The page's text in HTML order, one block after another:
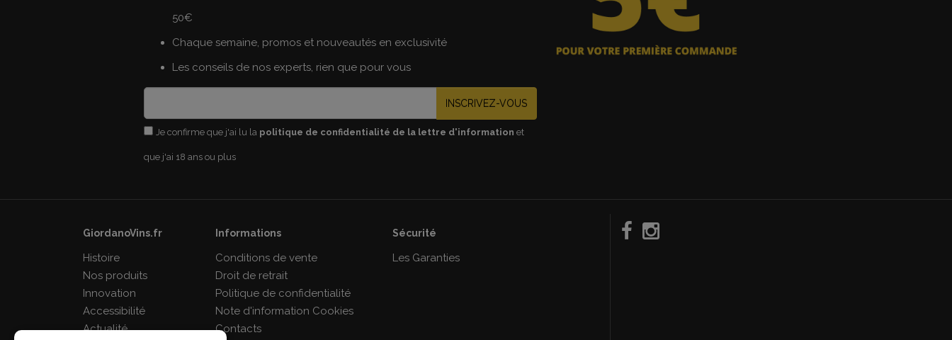
50€
Chaque semaine, promos et nouveautés en exclusivité
Les conseils de nos experts, rien que pour vous
INSCRIVEZ-VOUS
Je confirme que j'ai lu la politique de confidentialité de la lettre d'information et
que j'ai 18 ans ou plus
GiordanoVins.fr
Histoire
Nos produits
Innovation
Accessibilité
Actualité
Informations
Conditions de vente
Droit de retrait
Politique de confidentialité
Note d'information Cookies
Contacts
Sécurité
Les Garanties